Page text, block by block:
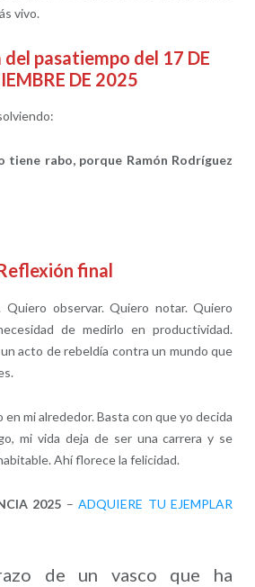
vivo.
del pasatiempo del 17 DE
DE 2025
tiene rabo, porque Ramón Rodríguez
final
observar. Quiero notar. Quiero
de medirlo en productividad.
acto de rebeldía contra un mundo que
mi alrededor. Basta con que yo decida
mi vida deja de ser una carrera y se
Ahí florece la felicidad.
2025 –ADQUIERE TU EJEMPLAR
de un vasco que ha